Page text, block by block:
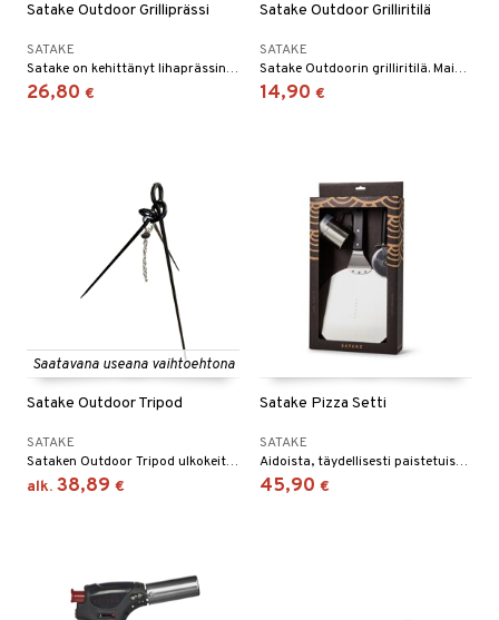
Satake Outdoor Grilliprässi
SATAKE
Satake on kehittänyt lihaprässin, joka sopii hienosti lihalle ja hampurilaisten valmistamiseen.
26,80 €
Satake Outdoor Grilliritilä
SATAKE
Satake Outdoorin grilliritilä. Mainio ulkokeittiöön tai campingpaikalle, metsään ja vaellukselle.
14,90 €
Saatavana useana vaihtoehtona
Satake Outdoor Tripod
SATAKE
Sataken Outdoor Tripod ulkokeittiöön, leirintäalueelle tai metsään ja retkeilyyn.
alk. 38,89 €
Satake Pizza Setti
SATAKE
Aidoista, täydellisesti paistetuista pizzoista omassa keittiössä tai grillissä on tullut todellinen trendi. Satake Pizza Set -ruostumattomasta teräksestä antaa sinulle tarvitsemasi työkalut.
45,90 €